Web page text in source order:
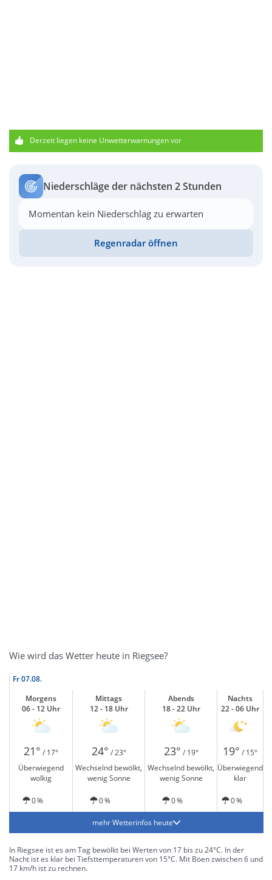
Derzeit liegen keine Unwetterwarnungen vor
Niederschläge der nächsten 2 Stunden
Momentan kein Niederschlag zu erwarten
Regenradar öffnen
Wie wird das Wetter heute in Riegsee?
Fr07.08.
Morgens
06 - 12 Uhr
Mittags
12 - 18 Uhr
Abends
18 - 22 Uhr
Nachts
22 - 06 Uhr
21° / 17° 24° / 23° 23° / 19° 19° / 15°
Überwiegend
wolkig
Wechselnd bewölkt,
wenig Sonne
Wechselnd bewölkt,
wenig Sonne
Überwiegend
klar
0 % 0 % 0 % 0 %
mehr Wetterinfos heute
In Riegsee ist es am Tag bewölkt bei Werten von 17 bis zu 24°C. In der
Nacht ist es klar bei Tiefsttemperaturen von 15°C. Mit Böen zwischen 6 und
17 km/h ist zu rechnen.